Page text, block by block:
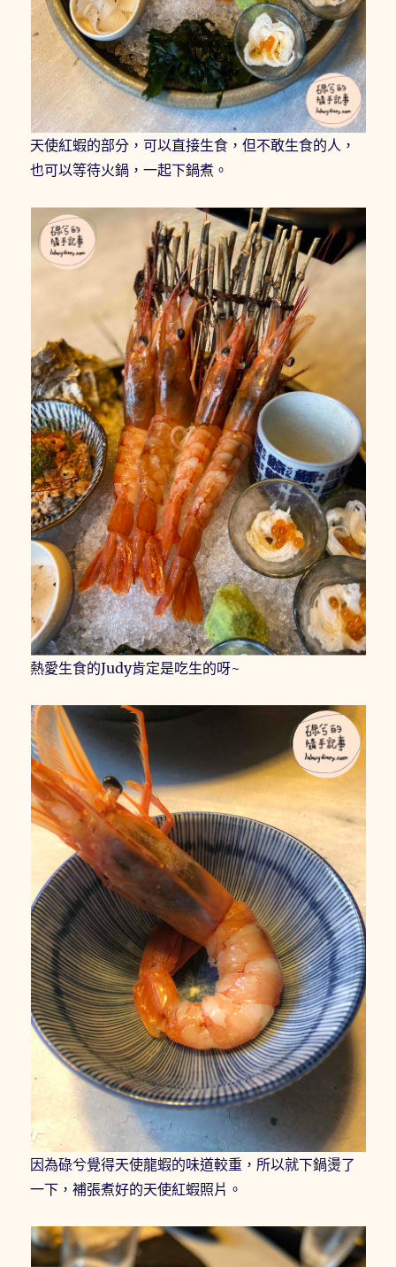
天使紅蝦的部分，可以直接生食，但不敢生食的人，
也可以等待火鍋，一起下鍋煮。
熱愛生食的Judy肯定是吃生的呀~
因為碌兮覺得天使龍蝦的味道較重，所以就下鍋燙了
一下，補張煮好的天使紅蝦照片。